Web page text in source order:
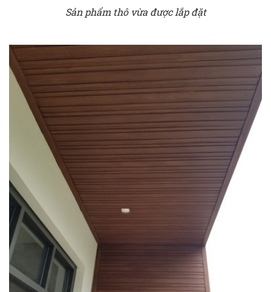
Sản phẩm thô vừa được lắp đặt